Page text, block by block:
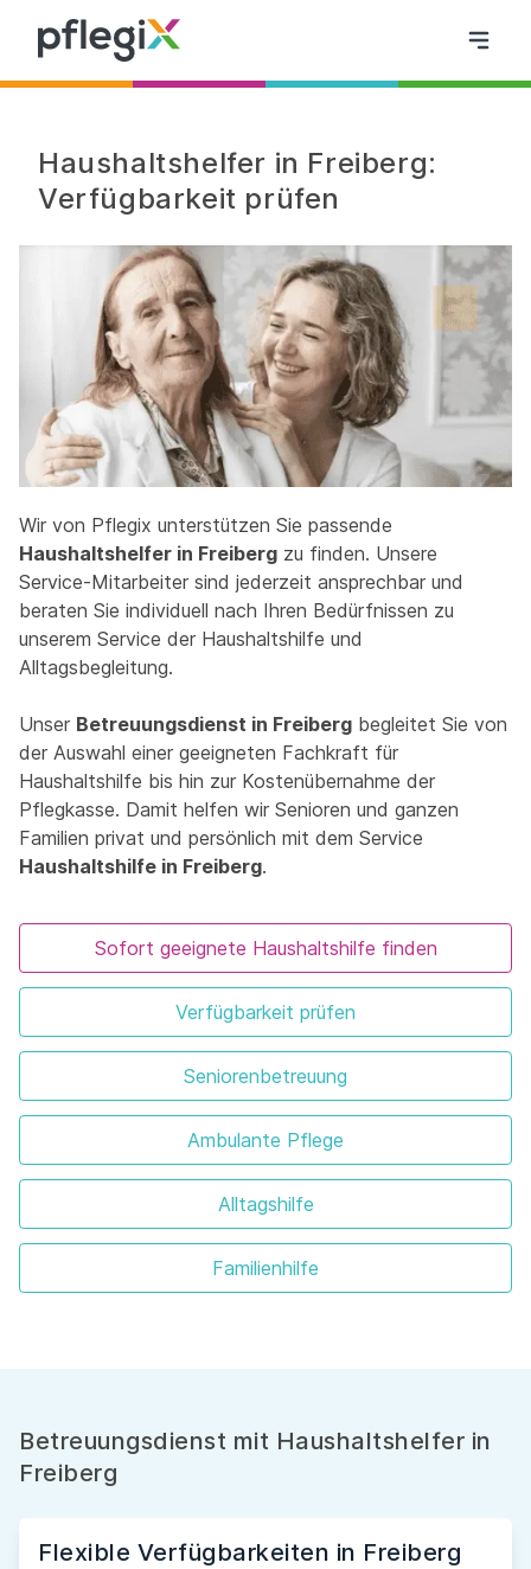
Haushaltshelfer in Freiberg:
Verfügbarkeit prüfen
Wir von Pflegix unterstützen Sie passende
Haushaltshelfer in Freiberg zu finden. Unsere
Service-Mitarbeiter sind jederzeit ansprechbar und
beraten Sie individuell nach Ihren Bedürfnissen zu
unserem Service der Haushaltshilfe und
Alltagsbegleitung.
Unser Betreuungsdienst in Freiberg begleitet Sie von
der Auswahl einer geeigneten Fachkraft für
Haushaltshilfe bis hin zur Kostenübernahme der
Pflegkasse. Damit helfen wir Senioren und ganzen
Familien privat und persönlich mit dem Service
Haushaltshilfe in Freiberg.
Sofort geeignete Haushaltshilfe finden
Verfügbarkeit prüfen
Seniorenbetreuung
Ambulante Pflege
Alltagshilfe
Familienhilfe
Betreuungsdienst mit Haushaltshelfer in
Freiberg
Flexible Verfügbarkeiten in Freiberg